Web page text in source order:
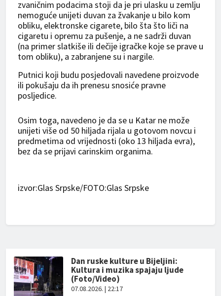
zvaničnim podacima stoji da je pri ulasku u zemlju
nemoguće unijeti duvan za žvakanje u bilo kom
obliku, elektronske cigarete, bilo šta što liči na
cigaretu i opremu za pušenje, a ne sadrži duvan
(na primer slatkiše ili dečije igračke koje se prave u
tom obliku), a zabranjene su i nargile.
Putnici koji budu posjedovali navedene proizvode
ili pokušaju da ih prenesu snosiće pravne
posljedice.
Osim toga, navedeno je da se u Katar ne može
unijeti više od 50 hiljada rijala u gotovom novcu i
predmetima od vrijednosti (oko 13 hiljada evra),
bez da se prijavi carinskim organima.
izvor:Glas Srpske/FOTO:Glas Srpske
Dan ruske kulture u Bijeljini:
Kultura i muzika spajaju ljude
(Foto/Video)
07.08.2026. | 22:17